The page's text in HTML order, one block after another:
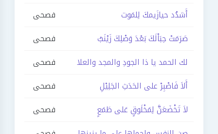
أَشدُد حيازَيمكَ لِلمَوت
فصحى
صَرَمَتْ حِبَاْلَكَ بَعْدَ وَصْلِكَ زَيْنَبُ
فصحى
لك الحمد يا ذا الجودِ والمجد والعلا
فصحى
أَلاَ فَاصْبِرْ على الحَدَثِ الجَلِيْلِ
فصحى
لاَ تَخْضَعَنَّ لِمَخْلَوقٍ عَلى طَمَعٍ
فصحى